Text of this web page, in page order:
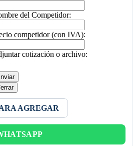
del Competidor:
competidor (con IVA):
cotización o archivo:
AGREGAR